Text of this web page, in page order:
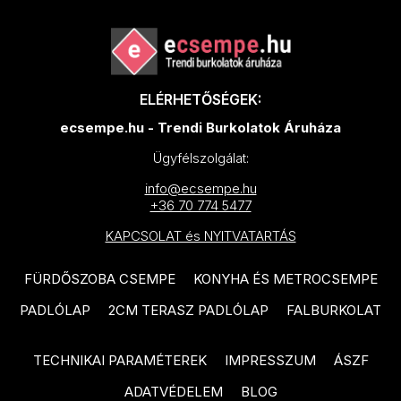
PARADYZ Harmony termékcsalád
PARADYZ Memories termékcsalád
PARADYZ Synergy Nero
PARADYZ Synergy termékcsalád
PARADYZ Emilly Beige
termékcsalád
PARADYZ Freedom termékcsalád
PARADYZ Ideal termékcsalád
termékcsalád
TUBADZIN Torano termékcsalád
TUBADZIN Massa termékcsalád
TUBADZIN Marmo D’oro
TUBADZIN Mountain Ash
TUBADZIN Patina Plate
termékcsalád
TUBADZIN Aquamarine
TUBADZIN Industrio termékcsalád
ELÉRHETŐSÉGEK:
ecsempe.hu - Trendi Burkolatok Áruháza
Ügyfélszolgálat:
info@ecsempe.hu
+36 70 774 5477
KAPCSOLAT és NYITVATARTÁS
FÜRDŐSZOBA CSEMPE
KONYHA ÉS METROCSEMPE
PADLÓLAP
2CM TERASZ PADLÓLAP FALBURKOLAT
TECHNIKAI PARAMÉTEREK IMPRESSZUM
ÁSZF
ADATVÉDELEM
BLOG